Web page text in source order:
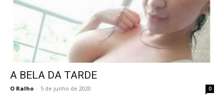
A BELA DA TARDE
O Ralho - 5 de junho de 2020 0